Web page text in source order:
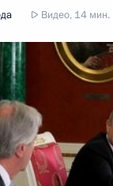
Видео, 14 мин.